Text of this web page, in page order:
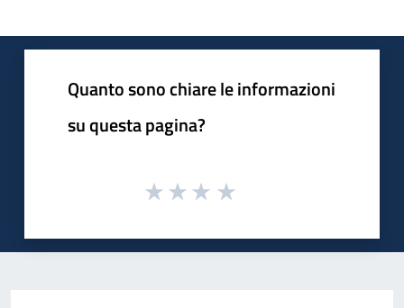
Quanto sono chiare le informazioni
su questa pagina?